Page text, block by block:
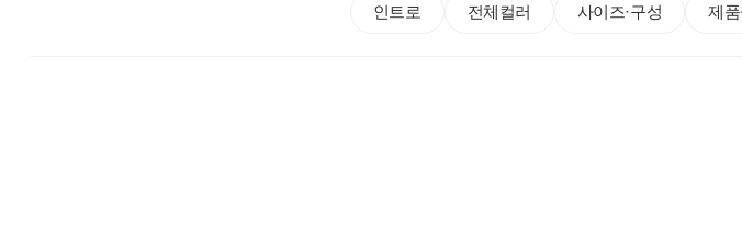
인트로 전체컬러 사이즈·구성 제